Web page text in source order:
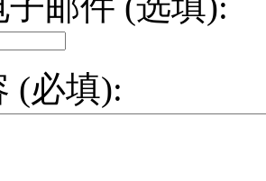
(必填):